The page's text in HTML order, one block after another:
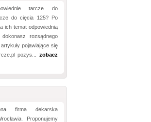
tarcze do
do cięcia 125? Po
ich temat odpowiednią
rozsądnego
pojawiające się
pozys... zobacz
firma dekarska
Proponujemy